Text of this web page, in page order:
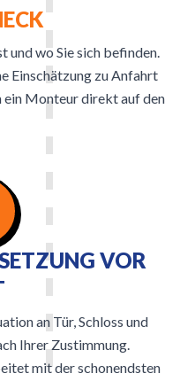
und wo Sie sich befinden.
Einschätzung zu Anfahrt
ein Monteur direkt auf den
VOR
an Tür, Schloss und
Ihrer Zustimmung.
mit der schonendsten